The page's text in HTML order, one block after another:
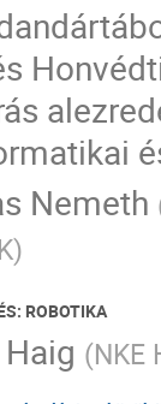
Nemeth
)
ROBOTIKA
(NKE